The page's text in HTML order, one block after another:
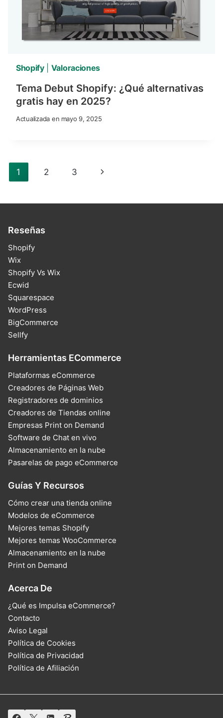
Shopify| Valoraciones
Tema Debut Shopify: ¿Qué alternativas
gratis hay en 2025?
Actualizada en mayo 9, 2025
Navegación
de
Página
1 2 3
Next
Acerca De
¿Qué es Impulsa eCommerce?
Contacto
Aviso Legal
Política de Cookies
Política de Privacidad
Política de Afiliación
Guías Y Recursos
Cómo crear una tienda online
Modelos de eCommerce
Mejores temas Shopify
Mejores temas WooCommerce
Almacenamiento en la nube
Print on Demand
Herramientas ECommerce
Plataformas eCommerce
Creadores de Páginas Web
Registradores de dominios
Creadores de Tiendas online
Empresas Print on Demand
Software de Chat en vivo
Almacenamiento en la nube
Pasarelas de pago eCommerce
Reseñas
Shopify
Wix
Shopify Vs Wix
Ecwid
Squarespace
WordPress
BigCommerce
Sellfy